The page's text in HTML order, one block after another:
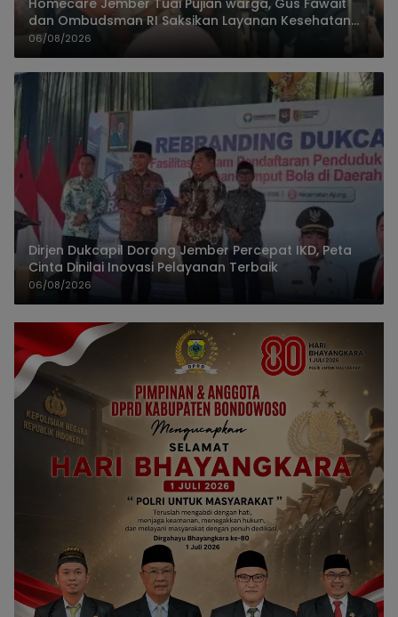
dan Ombudsman RI Saksikan Layanan Kesehatan
Rumah Pasien
06/08/2026
Dirjen Dukcapil Dorong Jember Percepat IKD, Peta
Cinta Dinilai Inovasi Pelayanan Terbaik
06/08/2026